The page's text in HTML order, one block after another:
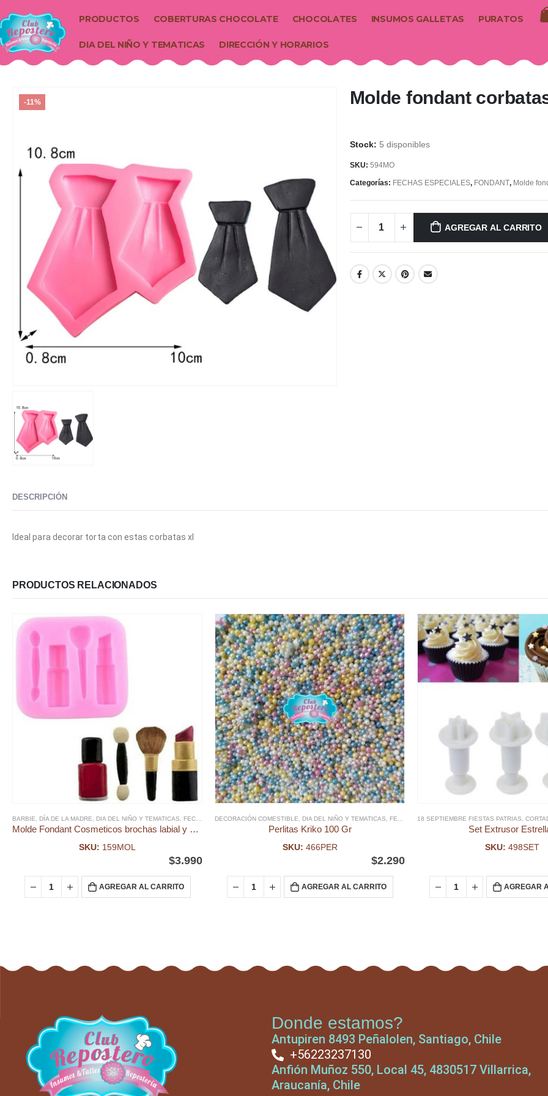
PRODUCTOS COBERTURAS CHOCOLATE CHOCOLATES INSUMOS GALLETAS PURATOS
DIA DEL NIÑO Y TEMATICAS DIRECCIÓN Y HORARIOS
-11% Molde fondant
5 disponibles
SKU: 594MO
Categorías: FECHAS ESPECIALES, FONDANT, Molde
AGREGAR AL CARRITO
DESCRIPCIÓN
Ideal para decorar torta con estas corbatas xl
PRODUCTOS RELACIONADOS
BARBIE, DÍA DE LA MADRE, DIA DEL NIÑO Y TEMATICAS, FECHAS ESPECIALES ,FONDANT,MOLDE FONDANT,MOLDES SILICONA, ACRILICO Y PLÁSTICO DIA DE LA MADRE
Molde Fondant Cosmeticos brochas labial y pinta uñas
SKU: 159MOL
$3.990
AGREGAR AL CARRITO
DECORACIÓN COMESTIBLE, DIA DEL NIÑO Y TEMATICAS, FECHAS ESPECIALES ,MIX SPRINKLES,PERLAS,
Perlitas Kriko 100 Gr
SKU: 466PER
$2.290
AGREGAR AL CARRITO
18 SEPTIEMBRE FIESTAS PATRIAS,
Set Extrusor
SKU: 498SET
AGREGAR
Donde estamos?
Antupiren 8493 Peñalolen, Santiago, Chile
+56223237130
Anfión Muñoz 550, Local 45, 4830517 Villarrica,
Araucanía, Chile